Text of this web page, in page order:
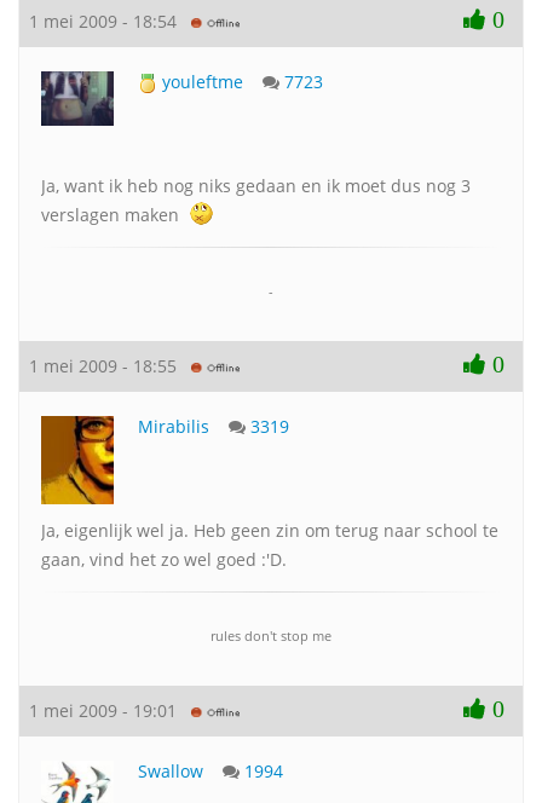
1 mei 2009 - 18:54 0
youleftme 7723
Ja, want ik heb nog niks gedaan en ik moet dus nog 3
verslagen maken
-
1 mei 2009 - 18:55 0
Mirabilis 3319
Ja, eigenlijk wel ja. Heb geen zin om terug naar school te
gaan, vind het zo wel goed :'D.
rules don't stop me
1 mei 2009 - 19:01 0
Swallow 1994